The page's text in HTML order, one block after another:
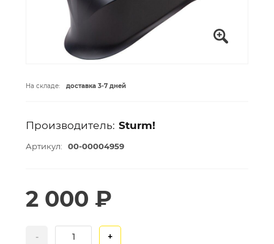
На складе: доставка 3-7 дней
Производитель: Sturm!
Артикул: 00-00004959
- +
2 000 ₽